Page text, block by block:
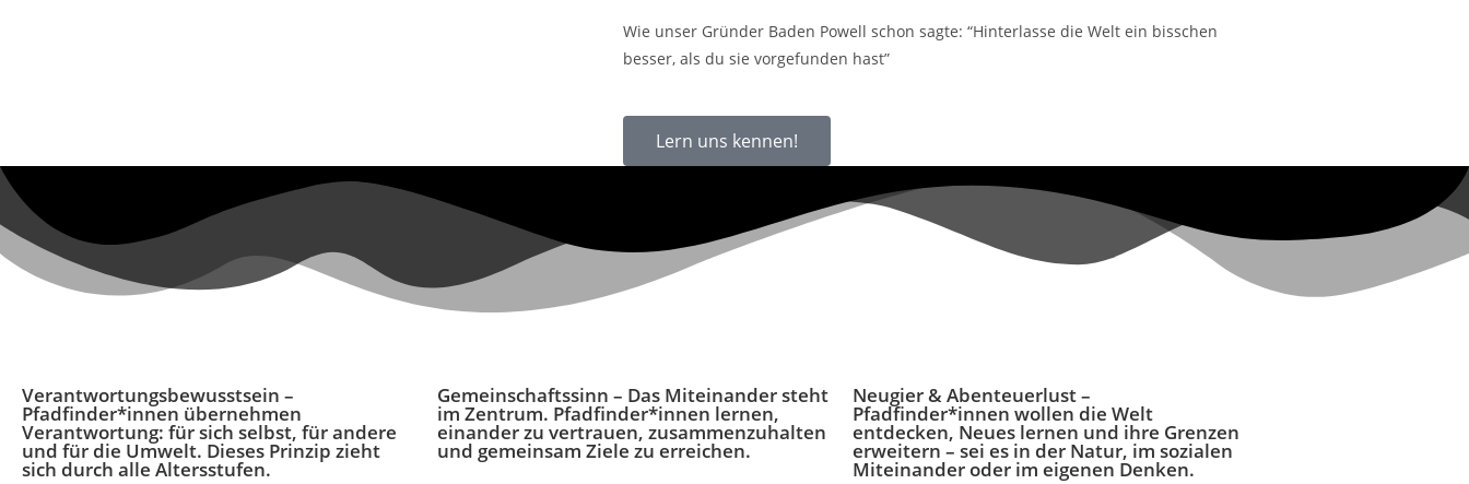
Wie unser Gründer Baden Powell schon sagte: “Hinterlasse die Welt ein bisschen
besser, als du sie vorgefunden hast”
Lern uns kennen!
Verantwortungsbewusstsein –
Pfadfinder*innen übernehmen
Verantwortung: für sich selbst, für andere
und für die Umwelt. Dieses Prinzip zieht
sich durch alle Altersstufen.
Gemeinschaftssinn – Das Miteinander steht
im Zentrum. Pfadfinder*innen lernen,
einander zu vertrauen, zusammenzuhalten
und gemeinsam Ziele zu erreichen.
Neugier & Abenteuerlust–
Pfadfinder*innen wollen die Welt
entdecken, Neues lernen und ihre Grenzen
erweitern – sei es in der Natur, im sozialen
Miteinander oder im eigenen Denken.